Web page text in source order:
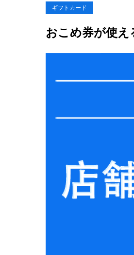
ギフトカード
おこめ券が使え